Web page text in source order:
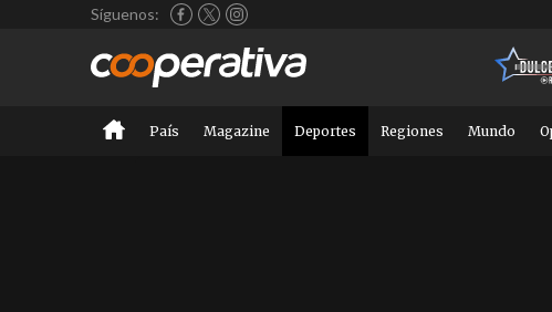
Síguenos:
País Magazine Deportes Regiones Mundo